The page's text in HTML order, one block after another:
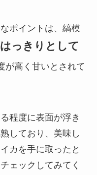
ポイントは、縞模
っきりとして
が高く甘いとされて
程度に表面が浮き
しており、美味し
カを手に取ったと
ェックしてみてく